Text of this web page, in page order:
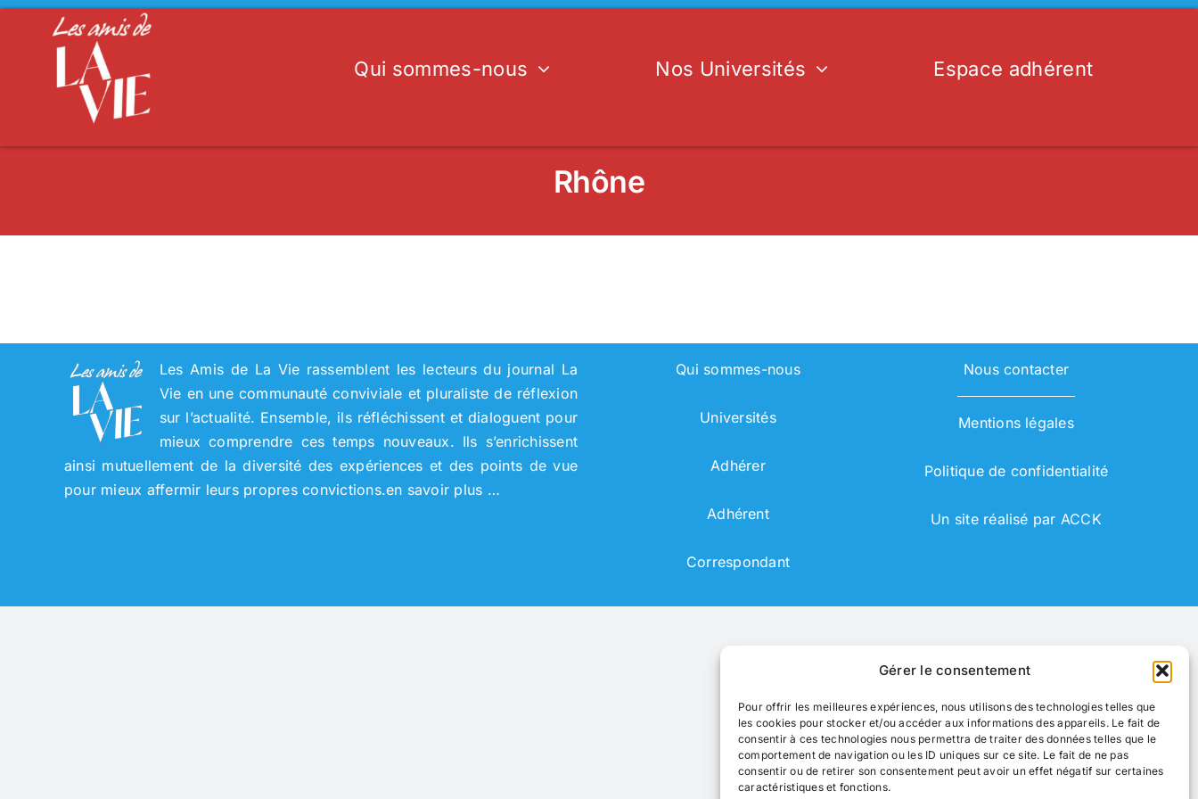
Gérer le consentement
Pour offrir les meilleures expériences, nous utilisons des technologies telles que
les cookies pour stocker et/ou accéder aux informations des appareils. Le fait de
consentir à ces technologies nous permettra de traiter des données telles que le
comportement de navigation ou les ID uniques sur ce site. Le fait de ne pas
consentir ou de retirer son consentement peut avoir un effet négatif sur certaines
caractéristiques et fonctions.
Passer
Qui sommes-nous Nos Universités Espace adhérent
Rhône
Les Amis de La Vie rassemblent les lecteurs du journal La
Vie en une communauté conviviale et pluraliste de réflexion
sur l’actualité. Ensemble, ils réfléchissent et dialoguent pour
mieux comprendre ces temps nouveaux. Ils s’enrichissent
ainsi mutuellement de la diversité des expériences et des points de vue
pour mieux affermir leurs propres convictions.en savoir plus …
Qui sommes-nous
Universités
Adhérer
Adhérent
Correspondant
Nous contacter
Mentions légales
Politique de confidentialité
Un site réalisé par ACCK